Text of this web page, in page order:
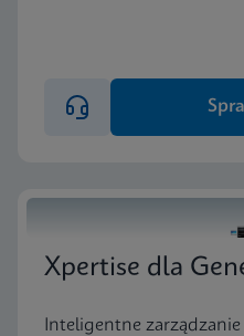
Xpertise dla
Inteligentne